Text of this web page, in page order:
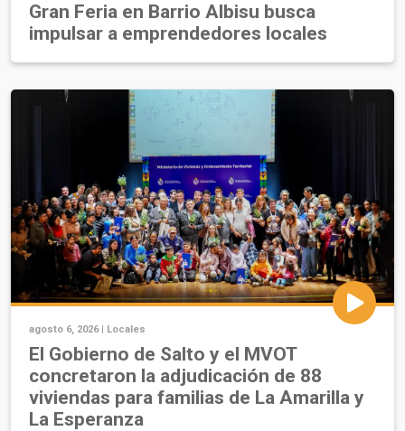
Gran Feria en Barrio Albisu busca
impulsar a emprendedores locales
agosto 6, 2026 | Locales
El Gobierno de Salto y el MVOT
concretaron la adjudicación de 88
viviendas para familias de La Amarilla y
La Esperanza